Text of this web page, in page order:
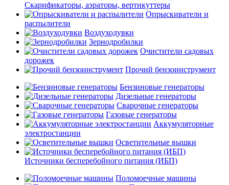
Скарификаторы, аэраторы, вертикуттеры
Опрыскиватели и
распылители
Воздуходувки
Зернодробилки
Очистители садовых
дорожек
Прочий бензоинструмент
Бензиновые генераторы
Дизельные генераторы
Сварочные генераторы
Газовые генераторы
Аккумуляторные
электростанции
Осветительные вышки
Источники бесперебойного питания (ИБП)
Поломоечные машины